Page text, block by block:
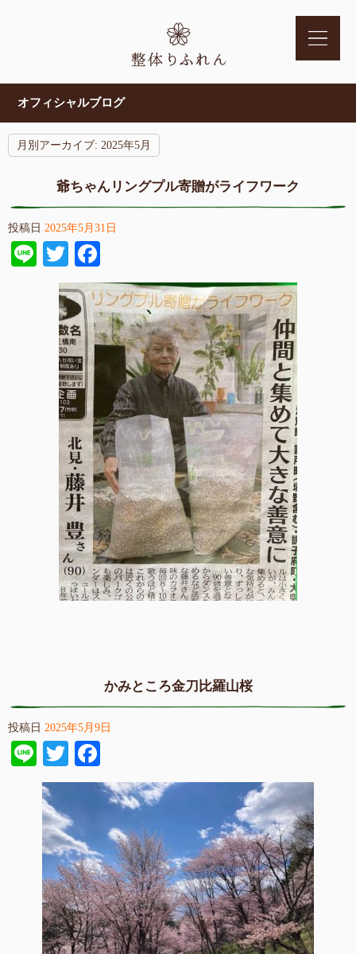
オフィシャルブログ
月別アーカイブ: 2025年5月
爺ちゃんリングプル寄贈がライフワーク
投稿日 2025年5月31日
LineTwitter
かみところ金刀比羅山桜
投稿日 2025年5月9日
LineTwitter